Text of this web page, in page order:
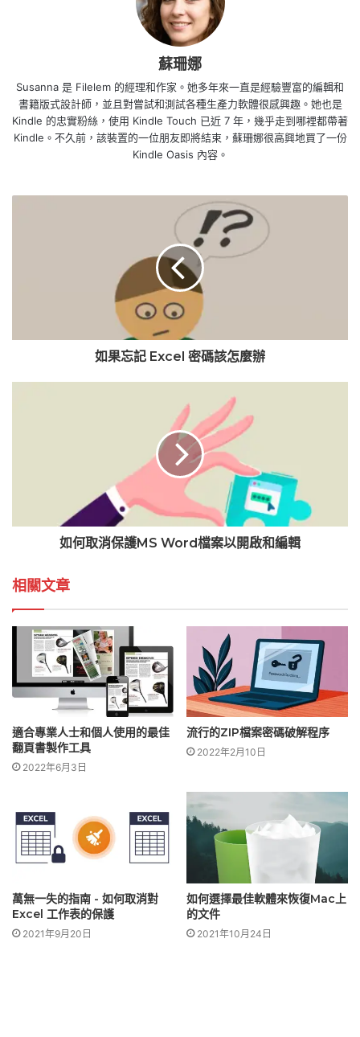
蘇珊娜
Susanna 是 Filelem 的經理和作家。她多年來一直是經驗豐富的編輯和
書籍版式設計師，並且對嘗試和測試各種生產力軟體很感興趣。她也是
Kindle 的忠實粉絲，使用 Kindle Touch 已近 7 年，幾乎走到哪裡都帶著
Kindle。不久前，該裝置的一位朋友即將結束，蘇珊娜很高興地買了一份
Kindle Oasis 內容。
如果忘記 Excel 密碼該怎麼辦
如何取消保護MS Word檔案以開啟和編輯
相關文章
適合專業人士和個人使用的最佳
翻頁書製作工具
2022年6月3日
流行的ZIP檔案密碼破解程序
2022年2月10日
萬無一失的指南 - 如何取消對
Excel 工作表的保護
2021年9月20日
如何選擇最佳軟體來恢復Mac上
的文件
2021年10月24日